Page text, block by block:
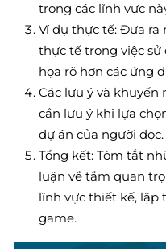
trong các lĩnh vực
Ví dụ thực tế: Đưa ra
thực tế trong việc
họa rõ hơn các ứng
Các lưu ý và
cần lưu ý khi lựa
dự án của người đọc.
Tổng kết: Tóm tắt
luận về tầm quan
lĩnh vực thiết kế, lập
game.